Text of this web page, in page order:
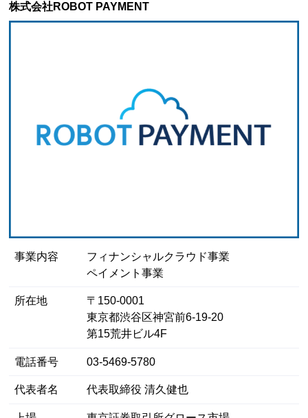
株式会社ROBOT PAYMENT
事業内容
フィナンシャルクラウド事業
ペイメント事業
所在地
〒150-0001
東京都渋谷区神宮前6-19-20
第15荒井ビル4F
電話番号 03-5469-5780
代表者名 代表取締役 清久健也